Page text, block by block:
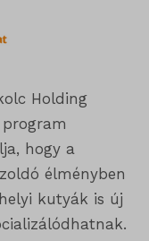
Holding
hogy a
élményben
kutyák is új